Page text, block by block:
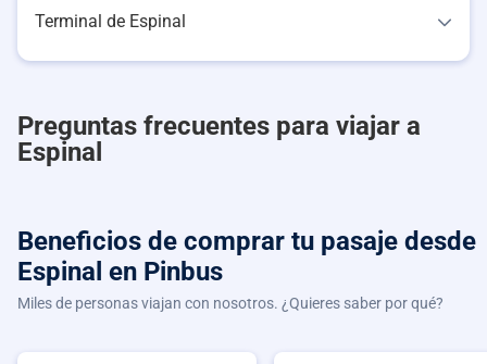
Terminal de Espinal
Preguntas frecuentes para viajar a
Espinal
Beneficios de comprar tu pasaje desde
Espinal en Pinbus
Miles de personas viajan con nosotros. ¿Quieres saber por qué?